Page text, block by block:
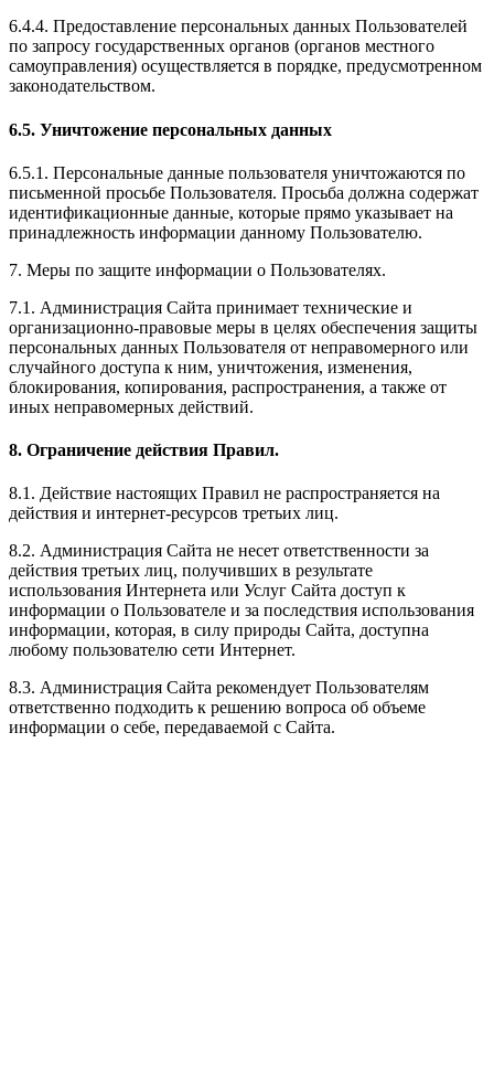
6.4.4. Предоставление персональных данных Пользователей
по запросу государственных органов (органов местного
самоуправления) осуществляется в порядке, предусмотренном
законодательством.
6.5. Уничтожение персональных данных
6.5.1. Персональные данные пользователя уничтожаются по
письменной просьбе Пользователя. Просьба должна содержат
идентификационные данные, которые прямо указывает на
принадлежность информации данному Пользователю.
7. Меры по защите информации о Пользователях.
7.1. Администрация Сайта принимает технические и
организационно-правовые меры в целях обеспечения защиты
персональных данных Пользователя от неправомерного или
случайного доступа к ним, уничтожения, изменения,
блокирования, копирования, распространения, а также от
иных неправомерных действий.
8. Ограничение действия Правил.
8.1. Действие настоящих Правил не распространяется на
действия и интернет-ресурсов третьих лиц.
8.2. Администрация Сайта не несет ответственности за
действия третьих лиц, получивших в результате
использования Интернета или Услуг Сайта доступ к
информации о Пользователе и за последствия использования
информации, которая, в силу природы Сайта, доступна
любому пользователю сети Интернет.
8.3. Администрация Сайта рекомендует Пользователям
ответственно подходить к решению вопроса об объеме
информации о себе, передаваемой с Сайта.